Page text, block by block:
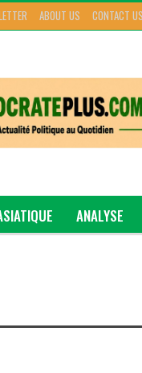
ABOUT US CONTACT
ANALYSE